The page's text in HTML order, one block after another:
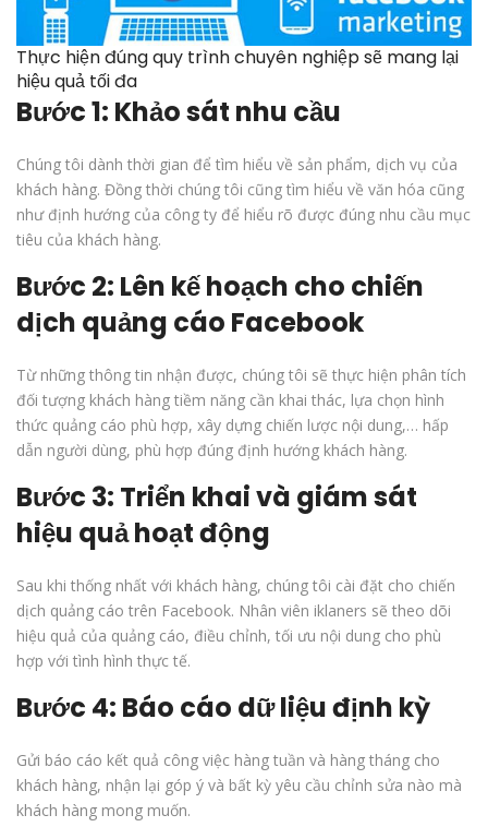
Thực hiện đúng quy trình chuyên nghiệp sẽ mang lại
hiệu quả tối đa
Bước 1: Khảo sát nhu cầu
Chúng tôi dành thời gian để tìm hiểu về sản phẩm, dịch vụ của
khách hàng. Đồng thời chúng tôi cũng tìm hiểu về văn hóa cũng
như định hướng của công ty để hiểu rõ được đúng nhu cầu mục
tiêu của khách hàng.
Bước 2: Lên kế hoạch cho chiến
dịch quảng cáo Facebook
Từ những thông tin nhận được, chúng tôi sẽ thực hiện phân tích
đối tượng khách hàng tiềm năng cần khai thác, lựa chọn hình
thức quảng cáo phù hợp, xây dựng chiến lược nội dung,… hấp
dẫn người dùng, phù hợp đúng định hướng khách hàng.
Bước 3: Triển khai và giám sát
hiệu quả hoạt động
Sau khi thống nhất với khách hàng, chúng tôi cài đặt cho chiến
dịch quảng cáo trên Facebook. Nhân viên iklaners sẽ theo dõi
hiệu quả của quảng cáo, điều chỉnh, tối ưu nội dung cho phù
hợp với tình hình thực tế.
Bước 4: Báo cáo dữ liệu định kỳ
Gửi báo cáo kết quả công việc hàng tuần và hàng tháng cho
khách hàng, nhận lại góp ý và bất kỳ yêu cầu chỉnh sửa nào mà
khách hàng mong muốn.